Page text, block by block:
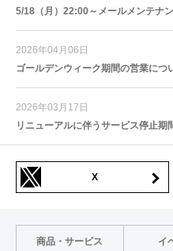
5/18（月）22:00～メールメンテナ
2026年04月06日
ゴールデンウィーク期間の営業につ
2026年03月17日
リニューアルに伴うサービス停止
X
商品・サービス イ